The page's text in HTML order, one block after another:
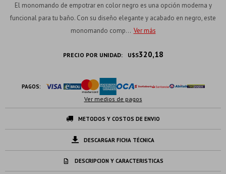
El monomando de empotrar en color negro es una opción moderna y
funcional para tu baño. Con su diseño elegante y acabado en negro, este
monomando comp... Ver más
PRECIO POR UNIDAD: U$S320,18
PAGOS:
Ver medios de pagos
METODOS Y COSTOS DE ENVIO
DESCARGAR FICHA TÉCNICA
DESCRIPCION Y CARACTERISTICAS